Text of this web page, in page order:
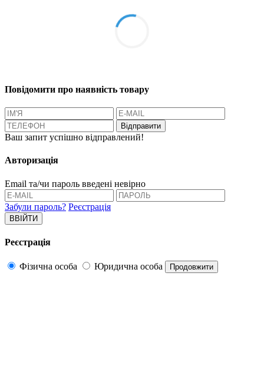
Повідомити про наявність товару
Відправити
Ваш запит успішно відправлений!
Авторизацiя
Email та/чи пароль введені невірно
Забули пароль? Реєстрація
ВВІЙТИ
Реєстрація
Фізична особа Юридична особа Продовжити